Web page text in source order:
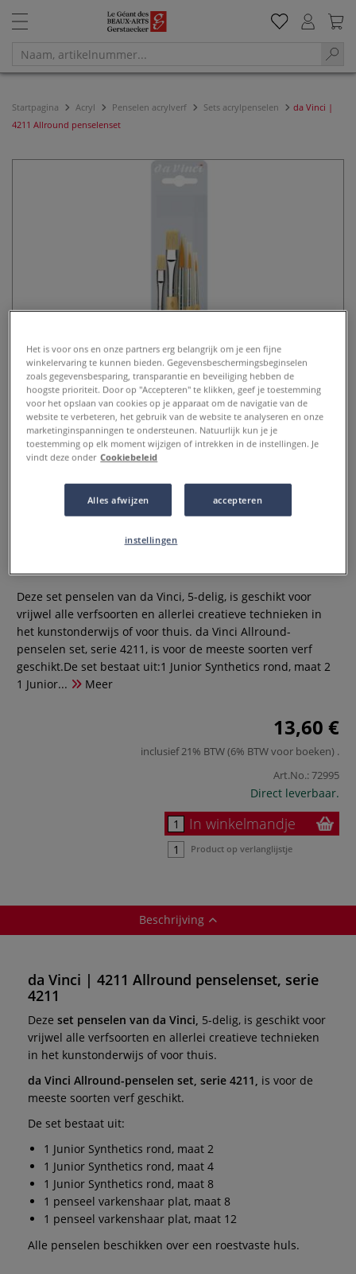
Startpagina Acryl Penselen acrylverf Sets acrylpenselen
da Vinci |
4211 Allround penselenset
da Vinci | 4211 Allround
penselenset
Deze set penselen van da Vinci, 5-delig, is geschikt voor
vrijwel alle verfsoorten en allerlei creatieve technieken in
het kunstonderwijs of voor thuis. da Vinci Allround-
penselen set, serie 4211, is voor de meeste soorten verf
geschikt.De set bestaat uit:1 Junior Synthetics rond, maat 2
1 Junior...
Meer
13,60 €
inclusief 21% BTW (6% BTW voor boeken) .
Art.No.:72995
Direct leverbaar.
In winkelmandje
Product op verlanglijstje
Beschrijving
da Vinci | 4211 Allround penselenset, serie
4211
Deze set penselen van da Vinci, 5-delig, is geschikt voor
vrijwel alle verfsoorten en allerlei creatieve technieken
in het kunstonderwijs of voor thuis.
da Vinci Allround-penselen set, serie 4211, is voor de
meeste soorten verf geschikt.
De set bestaat uit:
1 Junior Synthetics rond, maat 2
1 Junior Synthetics rond, maat 4
1 Junior Synthetics rond, maat 8
1 penseel varkenshaar plat, maat 8
1 penseel varkenshaar plat, maat 12
Alle penselen beschikken over een roestvaste huls.
Het is voor ons en onze partners erg belangrijk om je een fijne
winkelervaring te kunnen bieden. Gegevensbeschermingsbeginselen
zoals gegevensbesparing, transparantie en beveiliging hebben de
hoogste prioriteit. Door op "Accepteren" te klikken, geef je toestemming
voor het opslaan van cookies op je apparaat om de navigatie van de
website te verbeteren, het gebruik van de website te analyseren en onze
marketinginspanningen te ondersteunen. Natuurlijk kun je je
toestemming op elk moment wijzigen of intrekken in de instellingen. Je
vindt deze onder Cookiebeleid
Alles afwijzen accepteren
instellingen